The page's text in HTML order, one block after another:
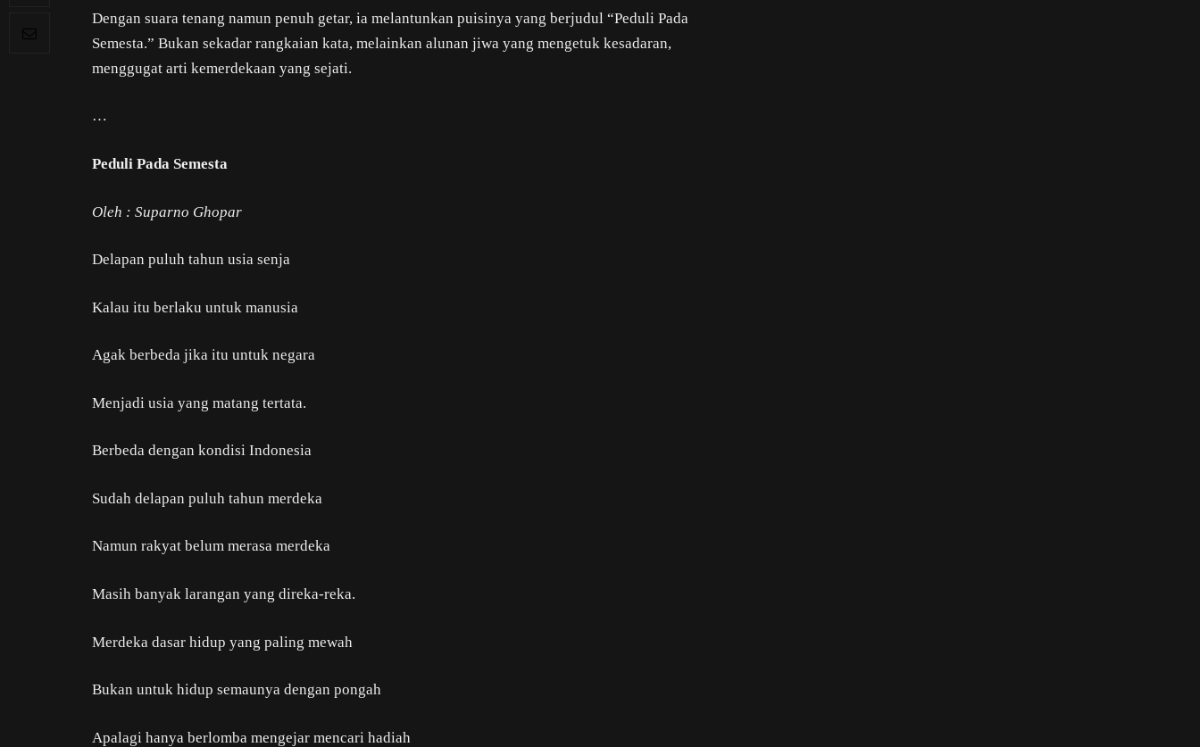
Dengan suara tenang namun penuh getar, ia melantunkan puisinya yang berjudul “Peduli Pada
Semesta.” Bukan sekadar rangkaian kata, melainkan alunan jiwa yang mengetuk kesadaran,
menggugat arti kemerdekaan yang sejati.
…
Peduli Pada Semesta
Oleh : Suparno Ghopar
Delapan puluh tahun usia senja
Kalau itu berlaku untuk manusia
Agak berbeda jika itu untuk negara
Menjadi usia yang matang tertata.
Berbeda dengan kondisi Indonesia
Sudah delapan puluh tahun merdeka
Namun rakyat belum merasa merdeka
Masih banyak larangan yang direka-reka.
Merdeka dasar hidup yang paling mewah
Bukan untuk hidup semaunya dengan pongah
Apalagi hanya berlomba mengejar mencari hadiah